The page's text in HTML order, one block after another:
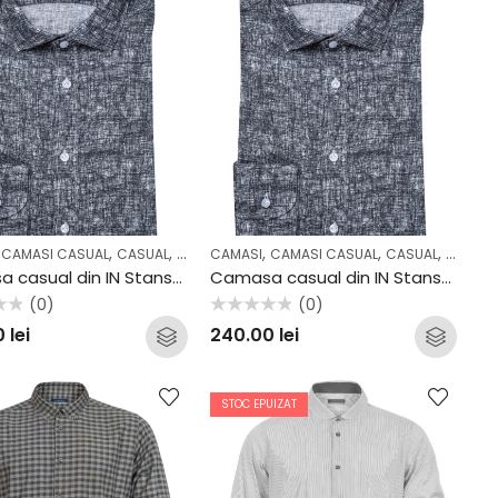
CAMASI CASUAL, CASUAL, COLECTII
Camasa casual din IN Stansfield SS2047CS
(0)
lei
CAMASI, CAMASI CASUAL, CASUAL,
Camasa casual din IN Stansfield SS2048CF
la
(0)
240.00 lei
STOC EPUIZAT